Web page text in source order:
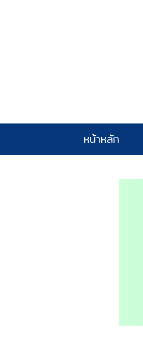
หน้าหลัก